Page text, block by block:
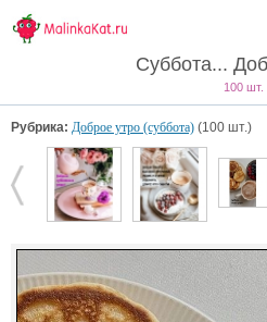
Суббота...
100 шт.
Рубрика: Доброе утро (суббота) (100 шт.)